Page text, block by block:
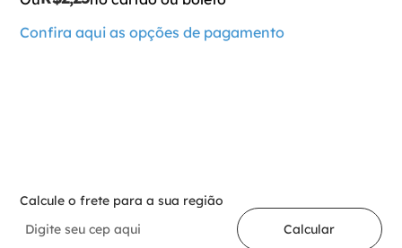
Confira aqui as opções de pagamento
Calcule o frete para a sua região
Calcular